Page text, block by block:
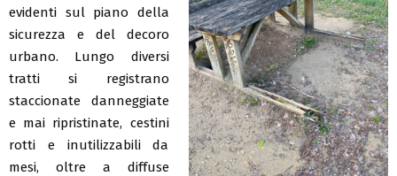
evidenti sul piano della
sicurezza e del decoro
urbano. Lungo diversi
tratti si registrano
staccionate danneggiate
e mai ripristinate, cestini
rotti e inutilizzabili da
mesi, oltre a diffuse